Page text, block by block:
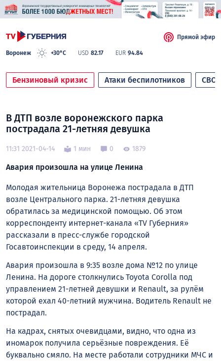
Воронеж +30°C USD 82.17 EUR 94.84
Прямой эфир
Бензиновый кризис Атаки беспилотников СВО
В ДТП возле воронежского парка
пострадала 21-летняя девушка
11:31 2021-04-14 1 мин 0 1879
Авария произошла на улице Ленина
Молодая жительница Воронежа пострадала в ДТП
возле Центрального парка. 21-летняя девушка
обратилась за медицинской помощью. Об этом
корреспонденту интернет-канала «TV Губерния»
рассказали в пресс-службе городской
Госавтоинспекции в среду, 14 апреля.
Авария произошла в 9:35 возле дома №12 по улице
Ленина. На дороге столкнулись Toyota Corolla под
управлением 21-летней девушки и Renault, за рулём
которой ехал 40-летний мужчина. Водитель Renault не
пострадал.
На кадрах, снятых очевидцами, видно, что одна из
иномарок получила серьёзные повреждения. Её
буквально смяло. На месте работали сотрудники МЧС и